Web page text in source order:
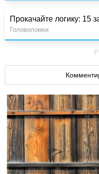
Прокачайте логику: 15
Головоломки